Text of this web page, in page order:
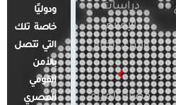
دراسات
الإعلام
والرأي العام
قضايا المرأة
ودوليًا
خاصة تلك
التي تتصل
بالأمن
القومي
المصري